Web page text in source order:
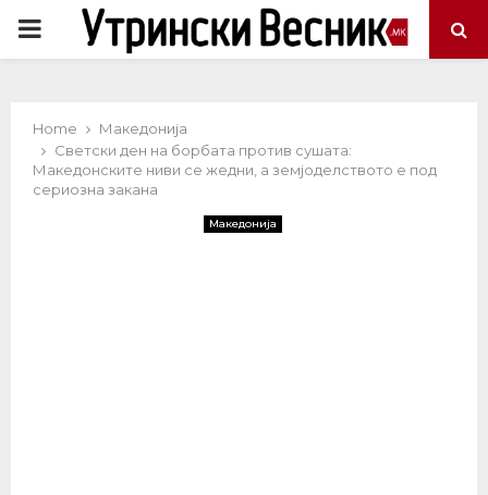
PRIMARY
Home
Македонија
Светски ден на борбата против сушата:
Македонските ниви се жедни, а земјоделството е под
сериозна закана
Македонија